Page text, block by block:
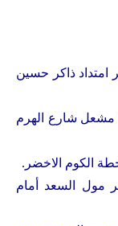
الزمر امتداد ذاكر حسين
محطة مشعل شارع الهرم
شبرا مصر مول السعد أمام